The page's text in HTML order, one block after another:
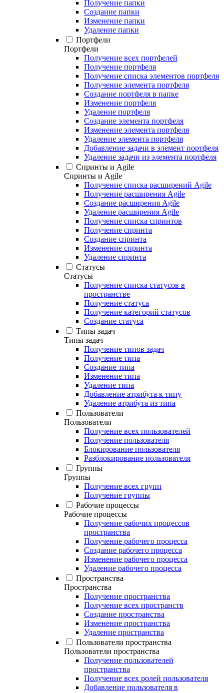
Получение папки
Создание папки
Изменение папки
Удаление папки
Портфели
Портфели
Получение всех портфелей
Получение портфеля
Получение списка элементов портфеля
Получение элемента портфеля
Создание портфеля в папке
Изменение портфеля
Удаление портфеля
Создание элемента портфеля
Изменение элемента портфеля
Удаление элемента портфеля
Добавление задачи в элемент портфеля
Удаление задачи из элемента портфеля
Спринты и Agile
Спринты и Agile
Получение списка расширений Agile
Получение расширения Agile
Создание расширения Agile
Удаление расширения Agile
Получение списка спринтов
Получение спринта
Создание спринта
Изменение спринта
Удаление спринта
Статусы
Статусы
Получение списка статусов в
пространстве
Получение статуса
Получение категорий статусов
Создание статуса
Типы задач
Типы задач
Получение типов задач
Получение типа
Создание типа
Изменение типа
Удаление типа
Добавление атрибута к типу
Удаление атрибута из типа
Пользователи
Пользователи
Получение всех пользователей
Получение пользователя
Блокирование пользователя
Разблокирование пользователя
Группы
Группы
Получение всех групп
Получение группы
Рабочие процессы
Рабочие процессы
Получение рабочих процессов
пространства
Получение рабочего процесса
Создание рабочего процесса
Изменение рабочего процесса
Удаление рабочего процесса
Пространства
Пространства
Получение пространства
Получение всех пространств
Создание пространства
Изменение пространства
Удаление пространства
Пользователи пространства
Пользователи пространства
Получение пользователей
пространства
Получение всех ролей пользователя
Добавление пользователя в